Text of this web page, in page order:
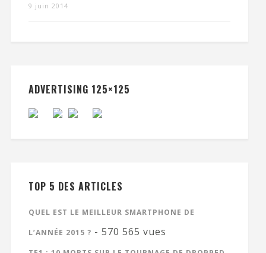
9 juin 2014
ADVERTISING 125×125
TOP 5 DES ARTICLES
QUEL EST LE MEILLEUR SMARTPHONE DE
L’ANNÉE 2015 ? - 570 565 vues